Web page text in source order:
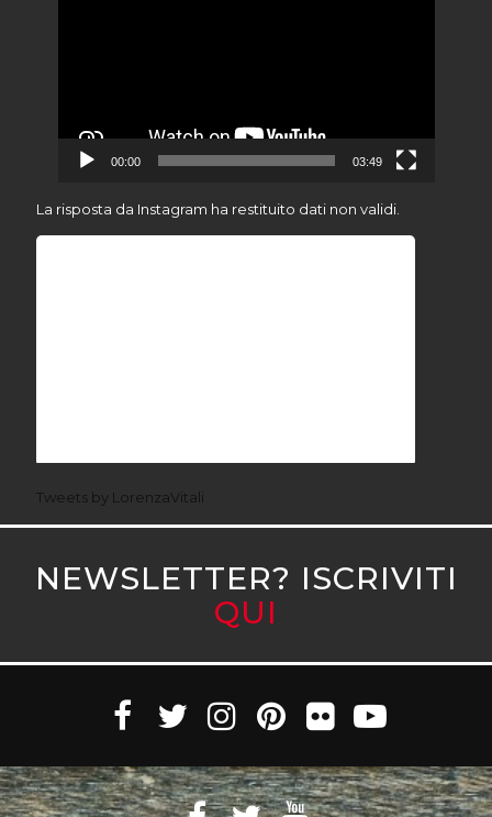
00:00 03:49
La risposta da Instagram ha restituito dati non validi.
Tweets by LorenzaVitali
NEWSLETTER? ISCRIVITI
QUI